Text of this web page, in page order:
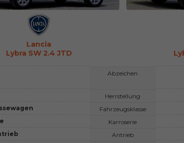
Lancia
Lybra SW 2.4 JTD
Abzeichen
Herrstellung
Fahrzeugsklasse
Karroserie
Antrieb